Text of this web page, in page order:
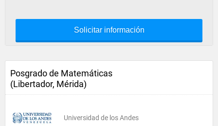
Solicitar información
Posgrado de Matemáticas
(Libertador, Mérida)
Universidad de los Andes